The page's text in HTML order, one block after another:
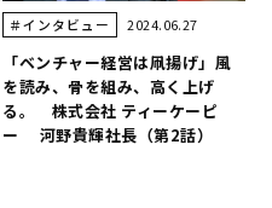
＃インタビュー 2024.06.27
「ベンチャー経営は凧揚げ」風
を読み、骨を組み、高く上げ
る。 株式会社 ティーケーピ
ー 河野貴輝社長（第2話）